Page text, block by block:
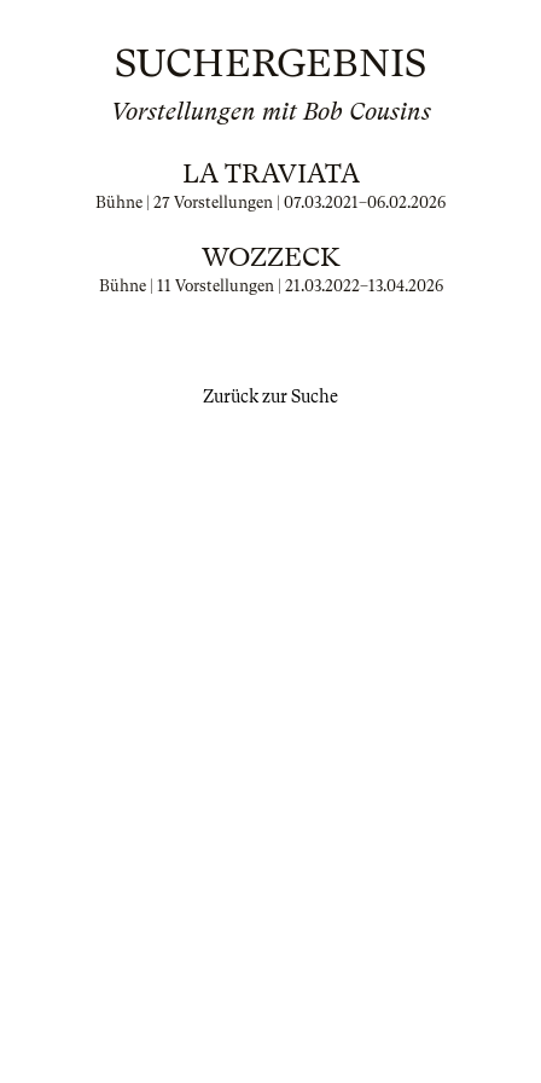
SUCHERGEBNIS
Vorstellungen mit Bob Cousins
LA TRAVIATA
Bühne | 27 Vorstellungen | 07.03.2021–06.02.2026
WOZZECK
Bühne | 11 Vorstellungen | 21.03.2022–13.04.2026
Zurück zur Suche